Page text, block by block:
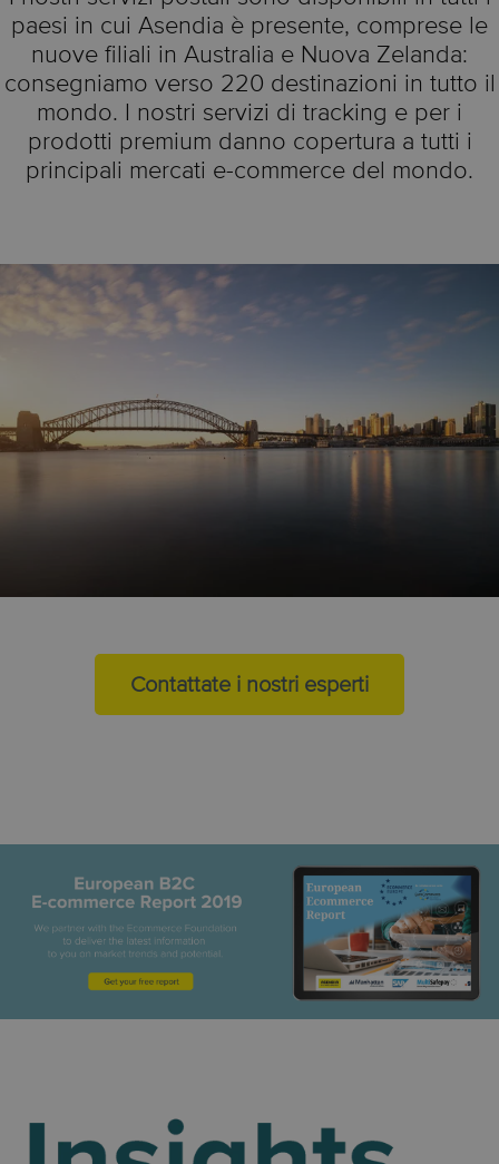
paesi in cui Asendia è presente, comprese le
nuove filiali in Australia e Nuova Zelanda:
consegniamo verso 220 destinazioni in tutto il
mondo. I nostri servizi di tracking e per i
prodotti premium danno copertura a tutti i
principali mercati e-commerce del mondo.
Contattate i nostri esperti